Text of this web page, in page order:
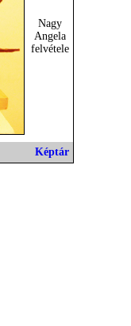
Nagy
Angela
felvétele
Képtár